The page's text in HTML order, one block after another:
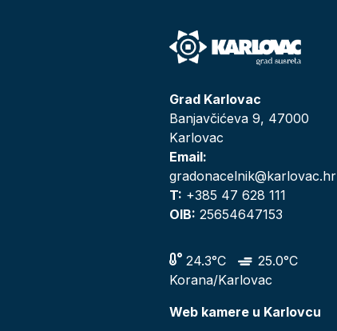
Grad Karlovac
Banjavčićeva 9, 47000
Karlovac
Email:
gradonacelnik@karlovac.hr
T: +385 47 628 111
OIB: 25654647153
24.3°C
25.0°C
Korana/Karlovac
Web kamere u Karlovcu